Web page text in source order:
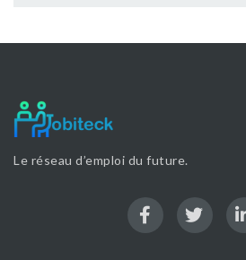
Le réseau d’emploi du future.